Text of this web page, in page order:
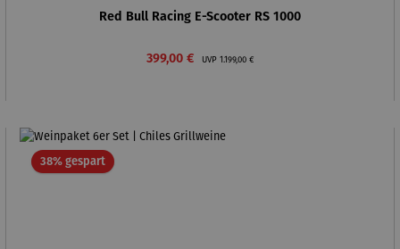
Red Bull Racing E-Scooter RS 1000
Verkaufspreis:
399,00 € UVP Regulärer Preis:
1.199,00 €
38% gespartRabatt